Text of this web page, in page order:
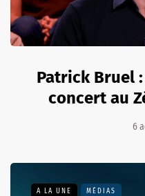
Patrick Bruel
concert au
6
A LA UNE MÉDIAS